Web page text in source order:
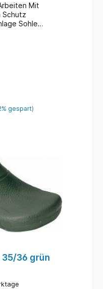
Mit
Schutz
gespart)
35/36 grün